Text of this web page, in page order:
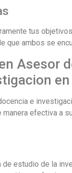
tus
que ambos se
Asesor
e
efectiva a
estudio de la